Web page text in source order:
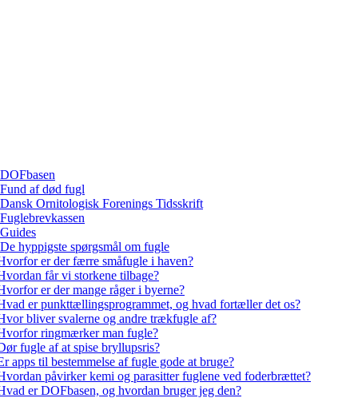
DOFbasen
Fund af død fugl
Dansk Ornitologisk Forenings Tidsskrift
Fuglebrevkassen
Guides
De hyppigste spørgsmål om fugle
er der færre småfugle i haven?
får vi storkene tilbage?
er der mange råger i byerne?
er punkttællingsprogrammet, og hvad fortæller det os?
bliver svalerne og andre trækfugle af?
ringmærker man fugle?
fugle af at spise bryllupsris?
apps til bestemmelse af fugle gode at bruge?
påvirker kemi og parasitter fuglene ved foderbrættet?
er DOFbasen, og hvordan bruger jeg den?